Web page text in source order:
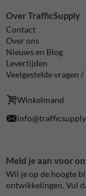
Over TrafficSupply
Contact
Over ons
Nieuws en Blog
Levertijden
Veelgestelde vragen /
Winkelmand
Meld je aan voor
Wil je op de hoogte
ontwikkelingen. Vul